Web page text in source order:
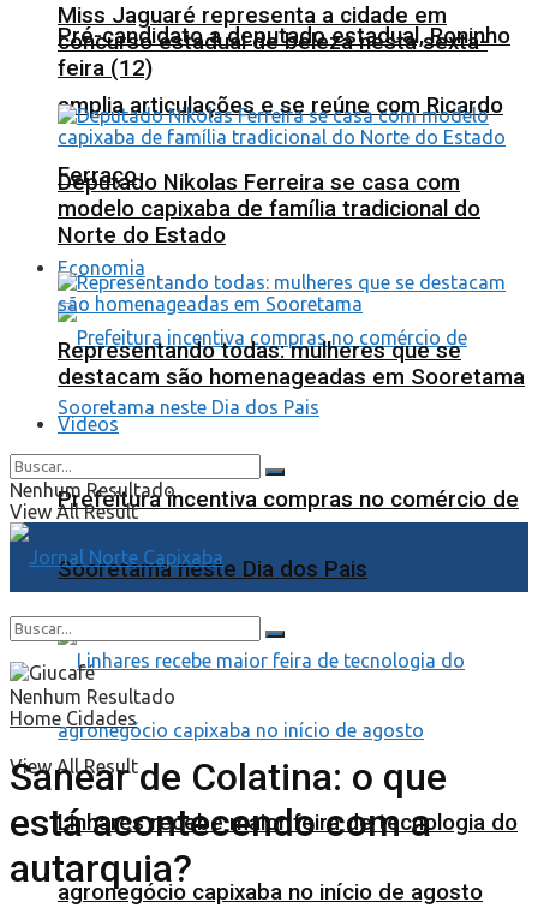
Pré-candidato a deputado estadual, Roninho
amplia articulações e se reúne com Ricardo
Ferraço
Economia
Prefeitura incentiva compras no comércio de
Sooretama neste Dia dos Pais
Linhares recebe maior feira de tecnologia do
agronegócio capixaba no início de agosto
Miss Jaguaré representa a cidade em
concurso estadual de beleza nesta sexta-
feira (12)
Deputado Nikolas Ferreira se casa com
modelo capixaba de família tradicional do
Norte do Estado
Representando todas: mulheres que se
destacam são homenageadas em Sooretama
Videos
Nenhum Resultado
View All Result
Nenhum Resultado
View All Result
Home Cidades
Sanear de Colatina: o que
está acontecendo com a
autarquia?